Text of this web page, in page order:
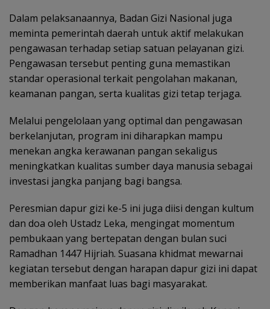
Dalam pelaksanaannya, Badan Gizi Nasional juga
meminta pemerintah daerah untuk aktif melakukan
pengawasan terhadap setiap satuan pelayanan gizi.
Pengawasan tersebut penting guna memastikan
standar operasional terkait pengolahan makanan,
keamanan pangan, serta kualitas gizi tetap terjaga.
Melalui pengelolaan yang optimal dan pengawasan
berkelanjutan, program ini diharapkan mampu
menekan angka kerawanan pangan sekaligus
meningkatkan kualitas sumber daya manusia sebagai
investasi jangka panjang bagi bangsa.
Peresmian dapur gizi ke-5 ini juga diisi dengan kultum
dan doa oleh Ustadz Leka, mengingat momentum
pembukaan yang bertepatan dengan bulan suci
Ramadhan 1447 Hijriah. Suasana khidmat mewarnai
kegiatan tersebut dengan harapan dapur gizi ini dapat
memberikan manfaat luas bagi masyarakat.